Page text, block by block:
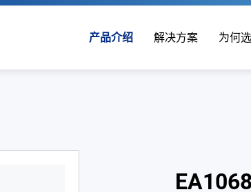
产品介绍 解决方案 为何